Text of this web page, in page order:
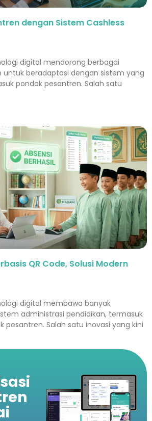
dengan Sistem Cashless
digital mendorong berbagai
untuk beradaptasi dengan sistem yang
pondok pesantren. Salah satu
QR Code, Solusi Modern
digital membawa banyak
administrasi pendidikan, termasuk
pesantren. Salah satu inovasi yang kini